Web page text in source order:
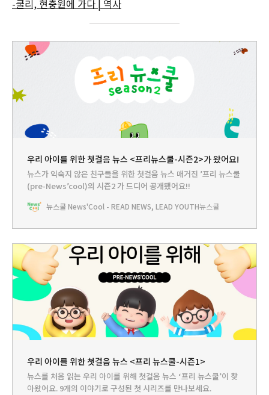
-쿨리, 현충원에 가다 | 역사
우리 아이를 위한 첫걸음 뉴스 <프리뉴스쿨-시즌2>가 왔어요!
뉴스가 익숙지 않은 친구들을 위한 첫걸음 뉴스 매거진 ’프리 뉴스쿨
(pre-News’cool)의 시즌2 가 드디어 공개됐어요!!
뉴스쿨 News'Cool - READ NEWS, LEAD YOUTH뉴스쿨
우리 아이를 위한 첫걸음 뉴스 <프리 뉴스쿨-시즌1>
뉴스를 처음 읽는 우리 아이를 위해 첫걸음 뉴스 ‘프리 뉴스쿨’이 찾
아왔어요. 9개의 이야기로 구성된 첫 시리즈를 만나보세요.